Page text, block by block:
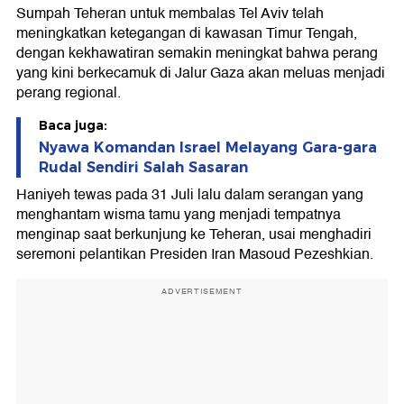
Sumpah Teheran untuk membalas Tel Aviv telah
meningkatkan ketegangan di kawasan Timur Tengah,
dengan kekhawatiran semakin meningkat bahwa perang
yang kini berkecamuk di Jalur Gaza akan meluas menjadi
perang regional.
Baca juga:
Nyawa Komandan Israel Melayang Gara-gara
Rudal Sendiri Salah Sasaran
Haniyeh tewas pada 31 Juli lalu dalam serangan yang
menghantam wisma tamu yang menjadi tempatnya
menginap saat berkunjung ke Teheran, usai menghadiri
seremoni pelantikan Presiden Iran Masoud Pezeshkian.
ADVERTISEMENT